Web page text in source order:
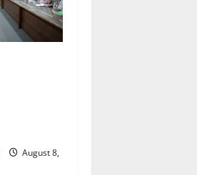
August 8,